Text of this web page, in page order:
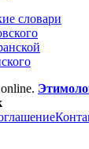
словари